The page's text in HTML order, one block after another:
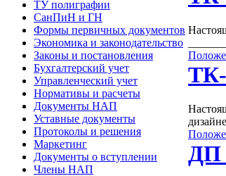
ТУ полиграфии
СанПиН и ГН
Формы первичных документов
Экономика и законодательство
Законы и постановления
Бухгалтерский учет
Управленческий учет
Нормативы и расчеты
Документы НАП
Уставные документы
Протоколы и решения
Маркетинг
Документы о вступлении
Члены НАП
ТК-
ДП